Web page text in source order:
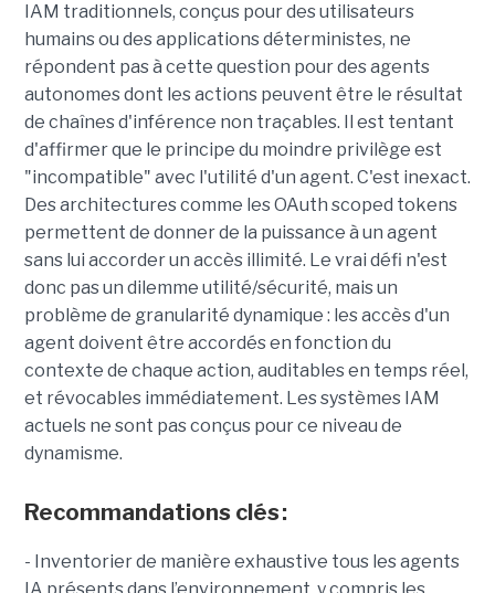
IAM traditionnels, conçus pour des utilisateurs
humains ou des applications déterministes, ne
répondent pas à cette question pour des agents
autonomes dont les actions peuvent être le résultat
de chaînes d'inférence non traçables. Il est tentant
d'affirmer que le principe du moindre privilège est
"incompatible" avec l'utilité d'un agent. C'est inexact.
Des architectures comme les OAuth scoped tokens
permettent de donner de la puissance à un agent
sans lui accorder un accès illimité. Le vrai défi n'est
donc pas un dilemme utilité/sécurité, mais un
problème de granularité dynamique : les accès d'un
agent doivent être accordés en fonction du
contexte de chaque action, auditables en temps réel,
et révocables immédiatement. Les systèmes IAM
actuels ne sont pas conçus pour ce niveau de
dynamisme.
Recommandations clés :
- Inventorier de manière exhaustive tous les agents